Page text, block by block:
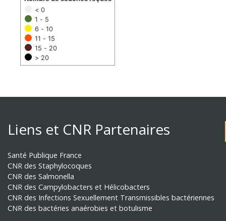
< 0
1 - 5
6 - 10
11 - 15
15 - 20
> 20
Liens et CNR Partenaires
Santé Publique France
CNR des Staphylocoques
CNR des Salmonella
CNR des Campylobacters et Hélicobacters
CNR des Infections Sexuellement Transmissibles bactériennes
CNR des bactéries anaérobies et botulisme